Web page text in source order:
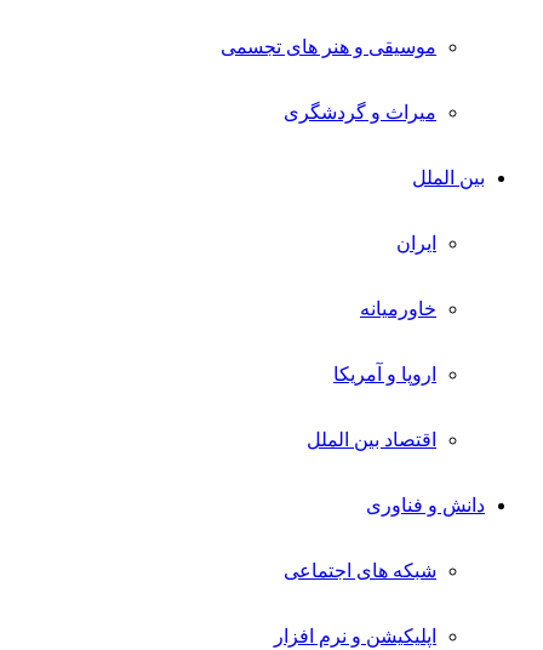
موسیقی و هنر های تجسمی
میراث و گردشگری
بین الملل
ایران
خاورمیانه
اروپا و آمریکا
اقتصاد بین الملل
دانش و فناوری
شبکه های اجتماعی
اپلیکیشن و نرم افزار